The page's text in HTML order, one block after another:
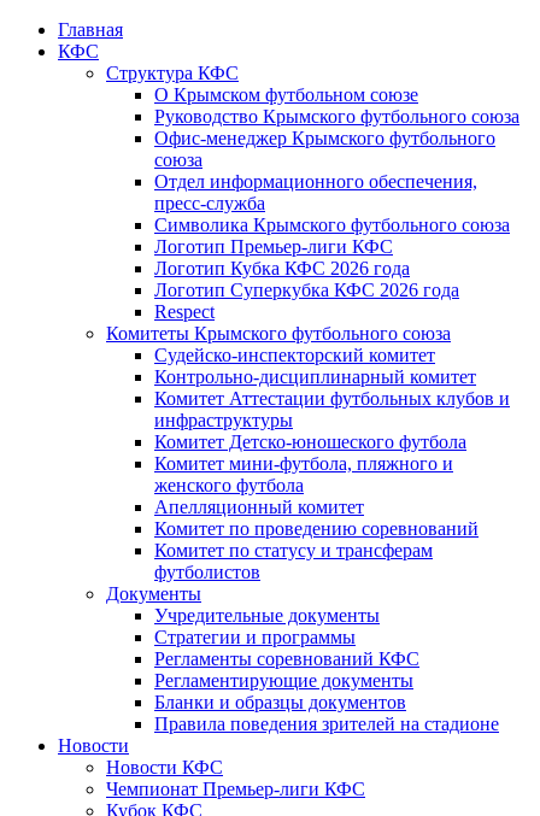
Главная
КФС
Структура КФС
О Крымском футбольном союзе
Руководство Крымского футбольного союза
Офис-менеджер Крымского футбольного
союза
Отдел информационного обеспечения,
пресс-служба
Символика Крымского футбольного союза
Логотип Премьер-лиги КФС
Логотип Кубка КФС 2026 года
Логотип Суперкубка КФС 2026 года
Respect
Комитеты Крымского футбольного союза
Судейско-инспекторский комитет
Контрольно-дисциплинарный комитет
Комитет Аттестации футбольных клубов и
инфраструктуры
Комитет Детско-юношеского футбола
Комитет мини-футбола, пляжного и
женского футбола
Апелляционный комитет
Комитет по проведению соревнований
Комитет по статусу и трансферам
футболистов
Документы
Учредительные документы
Стратегии и программы
Регламенты соревнований КФС
Регламентирующие документы
Бланки и образцы документов
Правила поведения зрителей на стадионе
Новости
Новости КФС
Чемпионат Премьер-лиги КФС
Кубок КФС